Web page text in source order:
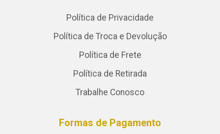
Política de Privacidade
Política de Troca e Devolução
Política de Frete
Política de Retirada
Trabalhe Conosco
Formas de Pagamento